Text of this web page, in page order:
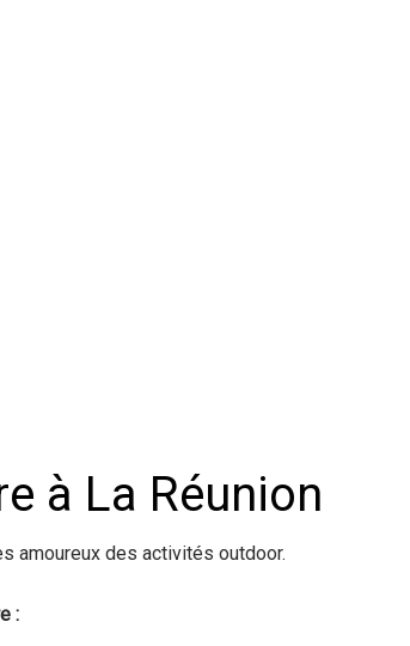
à La Réunion
amoureux des activités outdoor.
: